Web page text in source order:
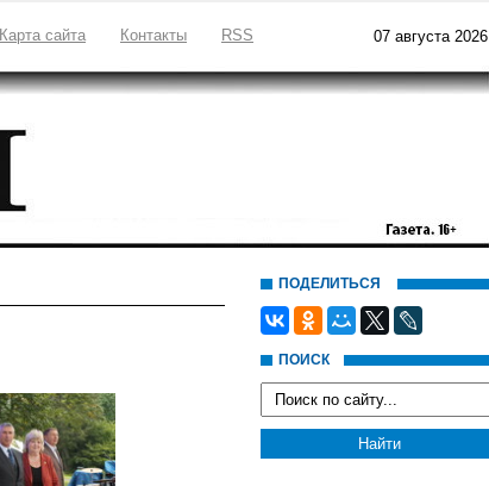
Карта сайта Контакты RSS 07 августа 2026
ПОДЕЛИТЬСЯ
ПОИСК